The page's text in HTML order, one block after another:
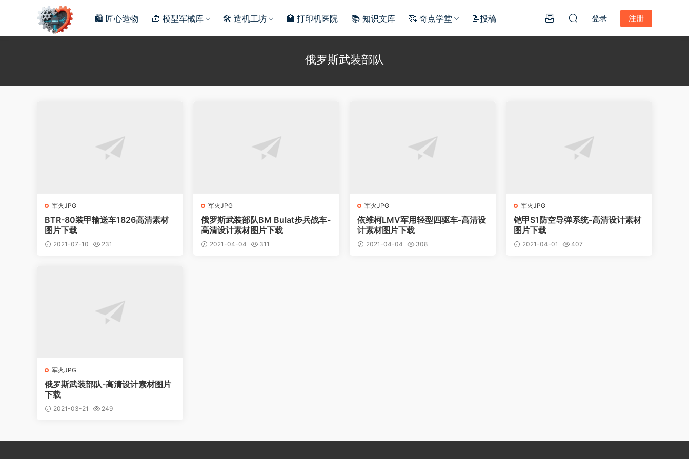
🛍️ 匠心造物 🧰 模型军械库 🛠️ 造机工坊 🏥 打印机医院 📚 知识文库 🥰 奇点学堂 📝投稿 登录 注册
俄罗斯武装部队
军火JPG
BTR-80装甲输送车1826高清素材
图片下载
2021-07-10 231
军火JPG
俄罗斯武装部队BM Bulat步兵战车-
高清设计素材图片下载
2021-04-04 311
军火JPG
依维柯LMV军用轻型四驱车-高清设
计素材图片下载
2021-04-04 308
军火JPG
铠甲S1防空导弹系统-高清设计素材
图片下载
2021-04-01 407
军火JPG
俄罗斯武装部队-高清设计素材图片
下载
2021-03-21 249